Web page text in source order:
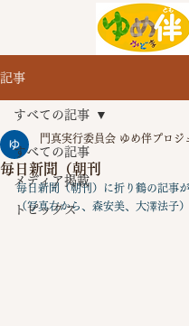
記事
すべての記事
メディア掲載
トピックス
すべての記事
毎日新聞（朝刊
門真実行委員会 ゆめ伴プロジ
毎日新聞（朝刊）に折り鶴の記事
（写真右から、森安美、大澤法子）